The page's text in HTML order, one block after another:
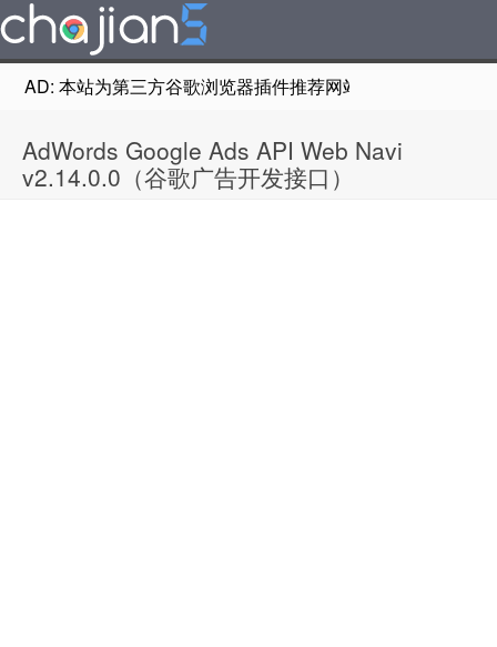
AD: 本站为第三方谷歌浏览器插件推荐网站，非Google
AdWords Google Ads API Web Navi
v2.14.0.0（谷歌广告开发接口）